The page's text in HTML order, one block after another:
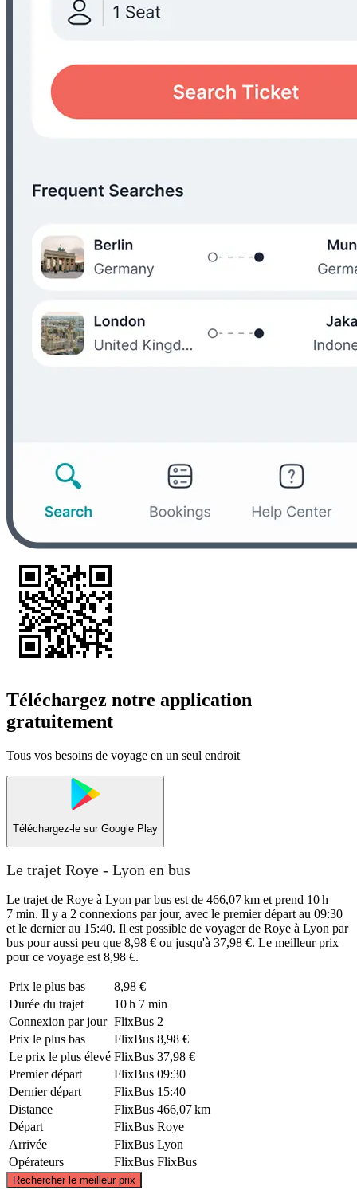
Téléchargez notre application
gratuitement
Tous vos besoins de voyage en un seul endroit
Téléchargez-le sur Google Play
Le trajet Roye - Lyon en bus
Le trajet de Roye à Lyon par bus est de 466,07 km et prend 10 h
7 min. Il y a 2 connexions par jour, avec le premier départ au 09:30
et le dernier au 15:40. Il est possible de voyager de Roye à Lyon par
bus pour aussi peu que 8,98 € ou jusqu'à 37,98 €. Le meilleur prix
pour ce voyage est 8,98 €.
Prix ​​le plus bas
8,98 €
Durée du trajet
10 h 7 min
Connexion par jour FlixBus 2
Prix ​​le plus bas
FlixBus 8,98 €
Le prix le plus élevé FlixBus 37,98 €
Premier départ
FlixBus 09:30
Dernier départ
FlixBus 15:40
Distance
FlixBus 466,07 km
Départ
FlixBus Roye
Arrivée
FlixBus Lyon
Opérateurs
FlixBus FlixBus
Rechercher le meilleur prix
©CARTO